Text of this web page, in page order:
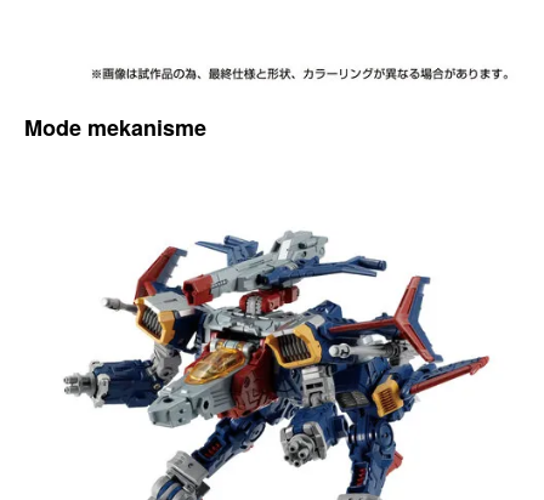
Mode mekanisme